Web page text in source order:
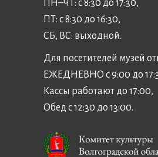
ПН–ЧТ: с 8:30 до 17:30,
ПТ: с 8:30 до 16:30,
СБ, ВС: выходной.
Для посетителей музей
ЕЖЕДНЕВНО с 9:00 до
Кассы работают до 17:00,
Обед с 12:30 до 13:00.